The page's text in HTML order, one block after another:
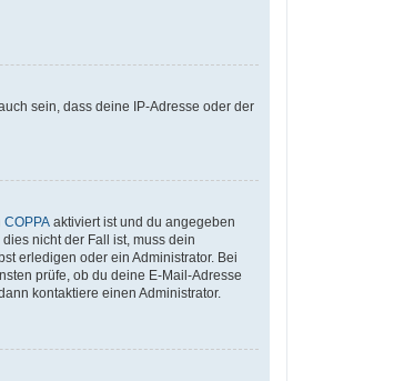
sein, dass deine IP-Adresse oder der
COPPA aktiviert ist und du angegeben
nicht der Fall ist, muss dein
erledigen oder ein Administrator. Bei
prüfe, ob du deine E-Mail-Adresse
kontaktiere einen Administrator.